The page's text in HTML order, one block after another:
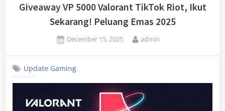
Giveaway VP 5000 Valorant TikTok Riot, Ikut
Sekarang! Peluang Emas 2025
Posted
December 15, 2025 By
admin
Update Gaming